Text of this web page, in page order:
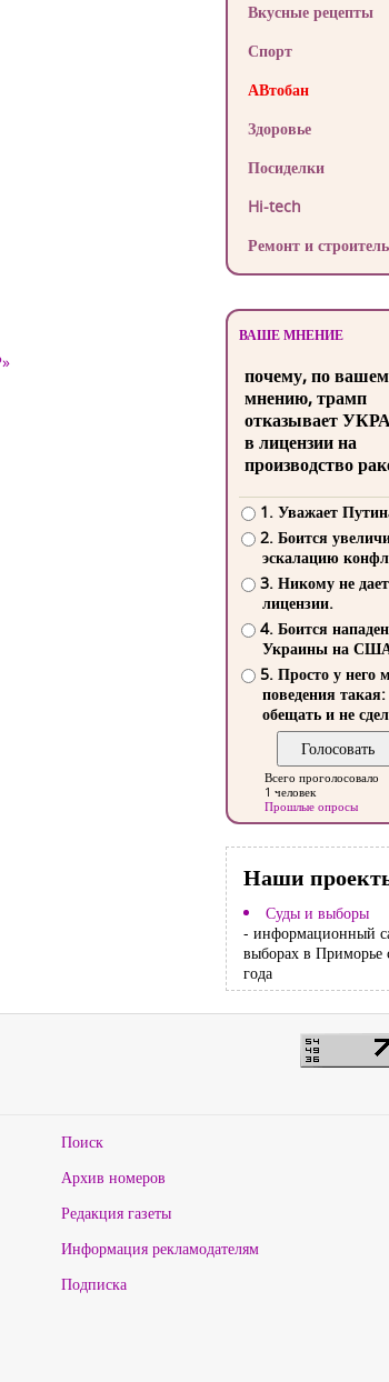
Вкусные рецепты
Спорт
АВтобан
Здоровье
Посиделки
Hi-tech
Ремонт и
ВАШЕ МНЕНИЕ
почему, по
мнению, трамп
отказывает
в лицензии на
производство
1. Уважает
2. Боится
эскалацию
3. Никому не
лицензии.
4. Боится
Украины на
5. Просто у него
поведения такая:
обещать и не
Всего проголосовало
1 человек
Прошлые опросы
Наши
Суды и выборы
- информационный
выборах в Приморье
года
Поиск
Архив номеров
Редакция газеты
Информация рекламодателям
Подписка